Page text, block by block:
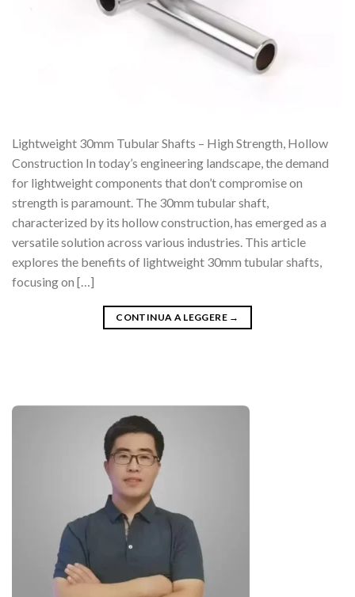
Lightweight 30mm Tubular Shafts – High Strength, Hollow
Construction In today’s engineering landscape, the demand
for lightweight components that don’t compromise on
strength is paramount. The 30mm tubular shaft,
characterized by its hollow construction, has emerged as a
versatile solution across various industries. This article
explores the benefits of lightweight 30mm tubular shafts,
focusing on […]
CONTINUA A LEGGERE →